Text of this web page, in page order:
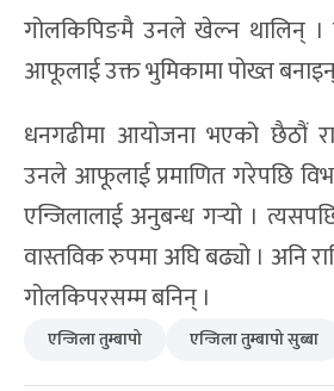
गोलकिपिङमै उनले खेल्न थालिन्
आफूलाई उक्त भुमिकामा पोख्त
धनगढीमा आयोजना भएको छैठौं
उनले आफूलाई प्रमाणित गरेपछि
एन्जिलालाई अनुबन्ध गर्‍यो ।
वास्तविक रुपमा अघि बढ्यो । अनि
गोलकिपरसम्म बनिन् ।
एन्जिला तुम्बापो एन्जिला तुम्बापो सुब्बा